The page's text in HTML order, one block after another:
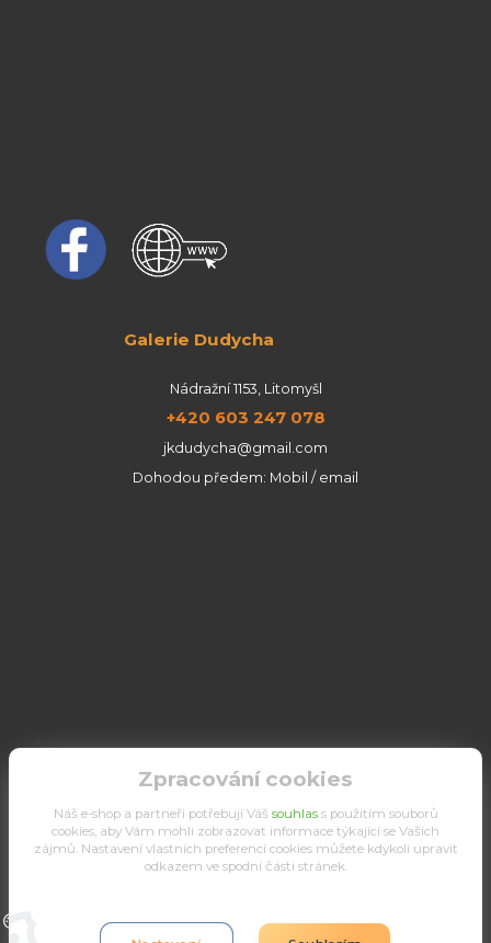
Galerie Dudycha
Nádražní 1153, Litomyšl
+420 603 247 078
jkdudycha@gmail.com
Dohodou předem: Mobil / email
Upravit sběr cookies.
Zpracování cookies
Náš e-shop a partneři potřebují Váš souhlass použitím souborů
cookies, aby Vám mohli zobrazovat informace týkající se Vašich
zájmů. Nastavení vlastních preferencí cookies můžete kdykoli upravit
odkazem ve spodní části stránek.